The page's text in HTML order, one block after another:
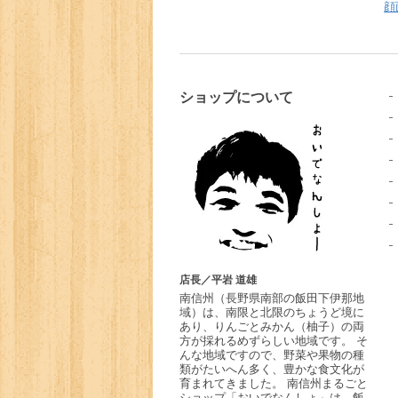
ショップについて
店長／平岩 道雄
南信州
（長野県南部の飯田下伊那地
域）は、南限と北限のちょうど境に
あり、りんごとみかん（柚子）の両
方が採れるめずらしい地域です。 そ
んな地域ですので、野菜や果物の種
類がたいへん多く、豊かな食文化が
育まれてきました。 南信州まるごと